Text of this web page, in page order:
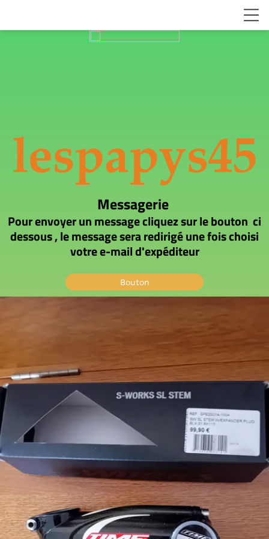
lespapys45
Messagerie
Pour envoyer un message cliquez sur le bouton ci
dessous , le message sera redirigé une fois choisi
votre e-mail d'expéditeur
Bouton